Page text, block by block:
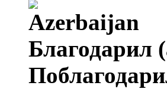
Благодарил